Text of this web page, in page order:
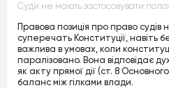
Правова позиція про право судів
суперечать Конституції, навіть
важлива в умовах, коли
паралізовано. Вона відповідає
як акту прямої дії (ст. 8
баланс між гілками влади.